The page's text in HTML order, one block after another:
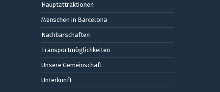
Hauptattraktionen
Menschen in Barcelona
Nachbarschaften
Transportmöglichkeiten
Unsere Gemeinschaft
Unterkunft